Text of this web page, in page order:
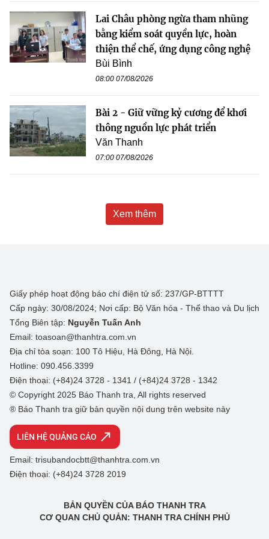
Lai Châu phòng ngừa tham nhũng
bằng kiểm soát quyền lực, hoàn
thiện thể chế, ứng dụng công nghệ
Bùi Bình
08:00 07/08/2026
Bài 2 - Giữ vững kỷ cương để khơi
thông nguồn lực phát triển
Văn Thanh
07:00 07/08/2026
Xem thêm
Giấy phép hoạt động báo chí điện tử số: 237/GP-BTTTT
Cấp ngày: 30/08/2024; Nơi cấp: Bộ Văn hóa - Thể thao và Du lịch
Tổng Biên tập: Nguyễn Tuấn Anh
Email: toasoan@thanhtra.com.vn
Địa chỉ tòa soạn: 100 Tô Hiệu, Hà Đông, Hà Nội.
Hotline: 090.456.3399
Điện thoại: (+84)24 3728 - 1341 / (+84)24 3728 - 1342
© Copyright 2025 Báo Thanh tra, All rights reserved
® Báo Thanh tra giữ bản quyền nội dung trên website này
LIÊN HỆ QUẢNG CÁO
Email: trisubandocbtt@thanhtra.com.vn
Điện thoại: (+84)24 3728 2019
BẢN QUYỀN CỦA BÁO THANH TRA
CƠ QUAN CHỦ QUẢN: THANH TRA CHÍNH PHỦ